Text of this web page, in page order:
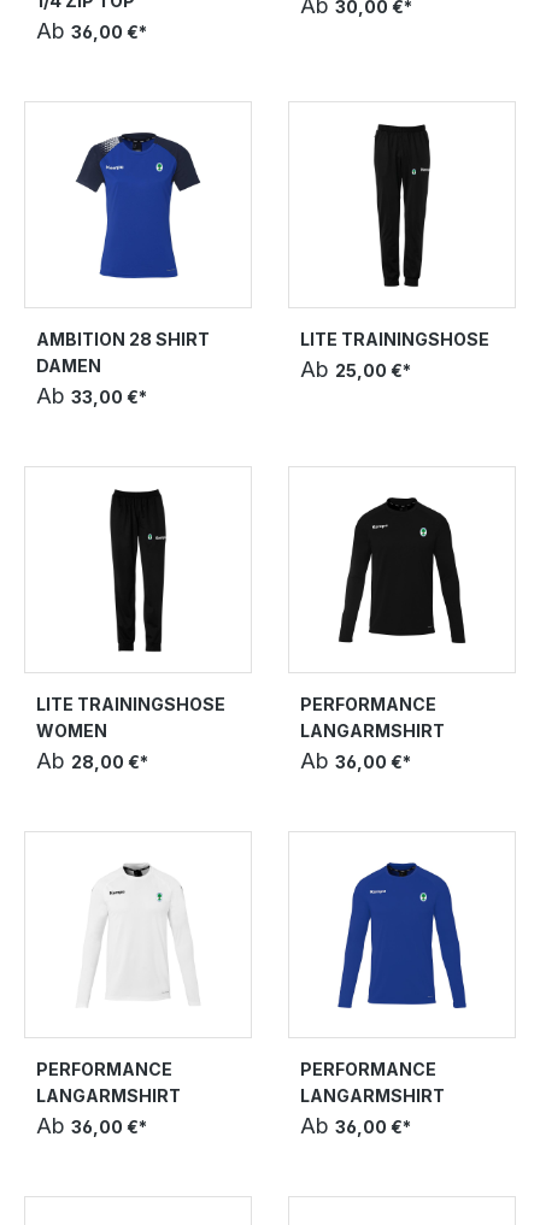
Ab 36,00 €*
Ab 30,00 €*
AMBITION 28 SHIRT
DAMEN
Ab 33,00 €*
LITE TRAININGSHOSE
Ab 25,00 €*
LITE TRAININGSHOSE
WOMEN
Ab 28,00 €*
PERFORMANCE
LANGARMSHIRT
Ab 36,00 €*
PERFORMANCE
LANGARMSHIRT
Ab 36,00 €*
PERFORMANCE
LANGARMSHIRT
Ab 36,00 €*